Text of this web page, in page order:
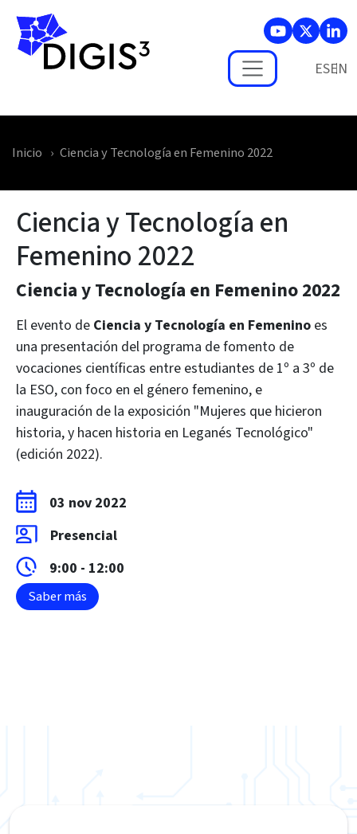
Skip to main content
ES
Inicio Ciencia y Tecnología en Femenino 2022
Ciencia y Tecnología en
Femenino 2022
Ciencia y Tecnología en Femenino 2022
El evento de Ciencia y Tecnología en Femenino es
una presentación del programa de fomento de
vocaciones científicas entre estudiantes de 1º a 3º de
la ESO, con foco en el género femenino, e
inauguración de la exposición "Mujeres que hicieron
historia, y hacen historia en Leganés Tecnológico"
(edición 2022).
03 nov 2022
Presencial
9:00 - 12:00
Saber más